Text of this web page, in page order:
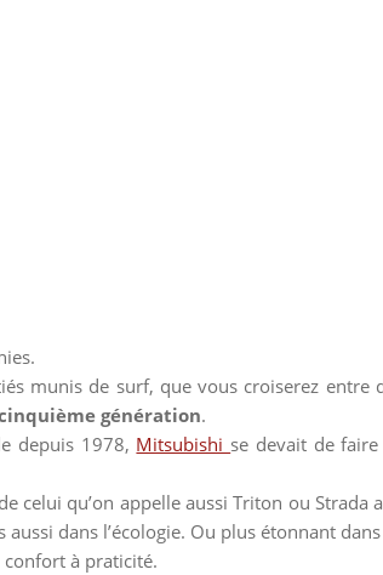
munis de surf, que vous croiserez entre
génération.
depuis 1978, Mitsubishi se devait de
celui qu’on appelle aussi Triton ou Strada
dans l’écologie. Ou plus étonnant
confort à praticité.